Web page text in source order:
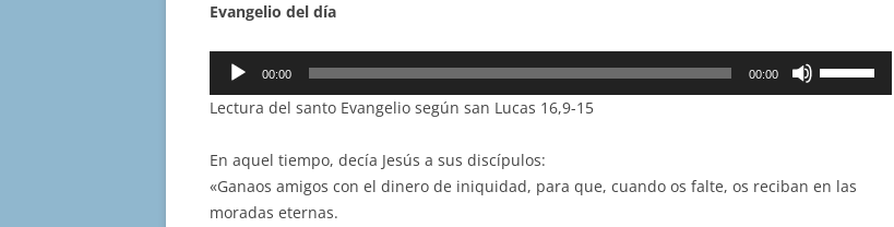
Evangelio del día
Reproductor
audio
00:00 00:00
arriba/abajo
Lectura del santo Evangelio según san Lucas 16,9-15
En aquel tiempo, decía Jesús a sus discípulos:
«Ganaos amigos con el dinero de iniquidad, para que, cuando os falte, os reciban en las
moradas eternas.